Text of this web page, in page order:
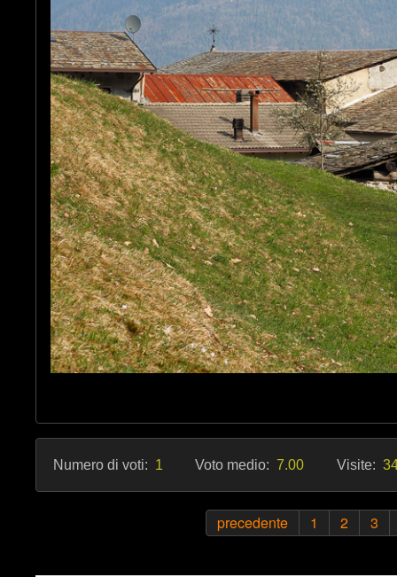
Numero di voti: 1 Voto medio: 7.00 Visite:
precedente 1 2 3